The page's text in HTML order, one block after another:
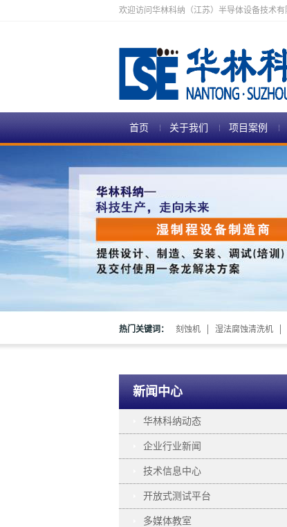
欢迎访问华林科纳（江苏）半导体设备技术有
首页 关于我们 项目案例
热门关键词： 刻蚀机 湿法腐蚀清洗机
新闻中心
华林科纳动态
企业行业新闻
技术信息中心
开放式测试平台
多媒体教室